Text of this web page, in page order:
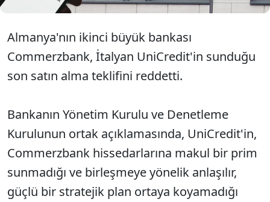
Almanya'nın ikinci büyük bankası
Commerzbank, İtalyan UniCredit'in sunduğu
son satın alma teklifini reddetti.
Bankanın Yönetim Kurulu ve Denetleme
Kurulunun ortak açıklamasında, UniCredit'in,
Commerzbank hissedarlarına makul bir prim
sunmadığı ve birleşmeye yönelik anlaşılır,
güçlü bir stratejik plan ortaya koyamadığı